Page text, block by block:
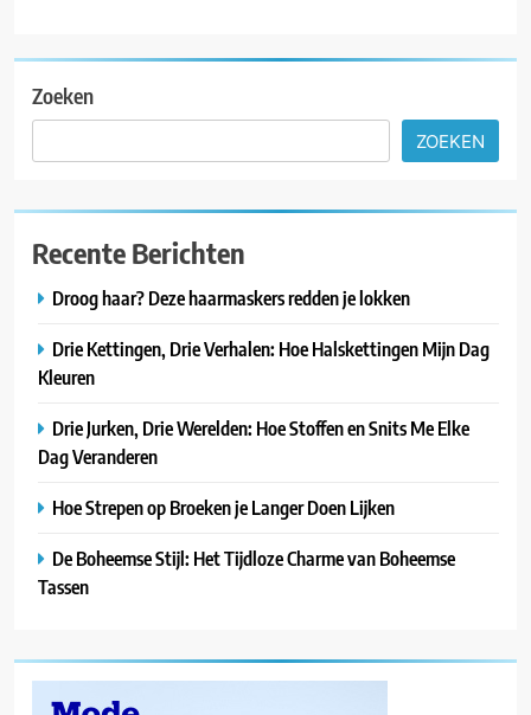
Zoeken
ZOEKEN
Recente Berichten
Droog haar? Deze haarmaskers redden je lokken
Drie Kettingen, Drie Verhalen: Hoe Halskettingen Mijn Dag
Kleuren
Drie Jurken, Drie Werelden: Hoe Stoffen en Snits Me Elke
Dag Veranderen
Hoe Strepen op Broeken je Langer Doen Lijken
De Boheemse Stijl: Het Tijdloze Charme van Boheemse
Tassen